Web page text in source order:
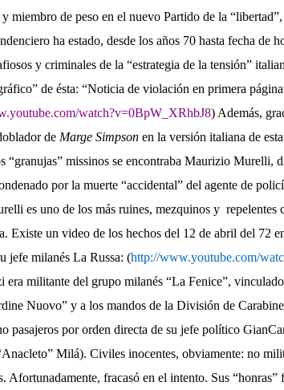
miembro de peso en el nuevo Partido de la
ha estado, desde los años 70 hasta fecha de
y criminales de la “estrategia de la tensión”
de ésta: “Noticia de violación en primera
watch?v=0BpW_XRhbJ8) Además,
de Marge Simpson en la versión italiana de
“granujas” missinos se encontraba Maurizio Murelli,
por la muerte “accidental” del agente de
es uno de los más ruines, mezquinos y repelentes
Existe un video de los hechos del 12 de abril del 72
jefe milanés La Russa: (http://www.youtube.com/
era militante del grupo milanés “La Fenice”,
Nuovo” y a los mandos de la División de
pasajeros por orden directa de su jefe político
Milá). Civiles inocentes, obviamente: no
Afortunadamente, fracasó en el intento. Sus